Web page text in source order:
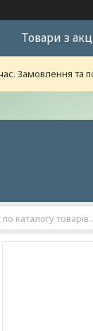
Товари з
Замовлення та